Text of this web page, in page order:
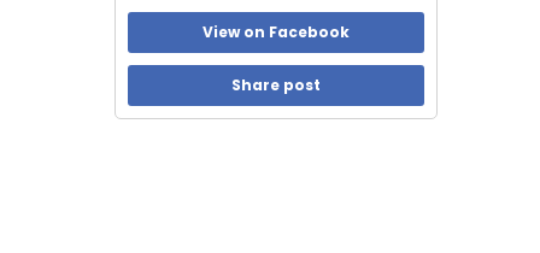
View on Facebook
Share post